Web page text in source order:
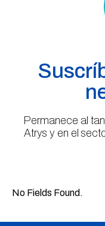
Permanece al
Atrys y en el
No Fields Found.